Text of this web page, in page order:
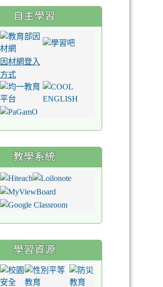
自主學習
因材網登入
方式
教學系統
學習資源